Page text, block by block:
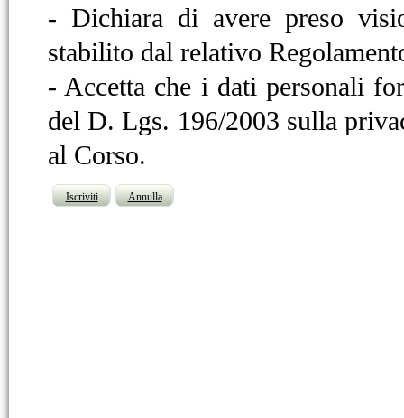
- Dichiara di avere preso
stabilito dal relativo
- Accetta che i dati personali
del D. Lgs. 196/2003 sulla
al Corso.
Iscriviti Annulla